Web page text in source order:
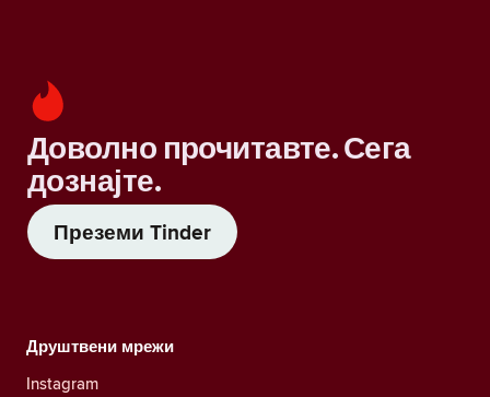
Доволно прочитавте. Сега
дознајте.
Преземи Tinder
Друштвени мрежи
Instagram